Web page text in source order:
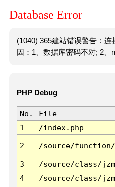
Database Error
(1040) 365建站错误警告：
因：1、数据库密码不对; 2、
PHP Debug
No. File
1
/index.php
2 /source/
3 /source/class/
4
/source/class/